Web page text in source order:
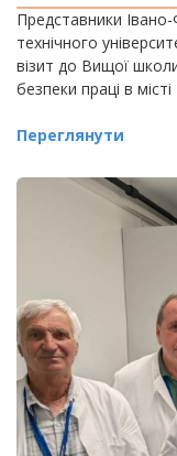
Представники
технічного
візит до Вищої
безпеки праці в
Переглянути